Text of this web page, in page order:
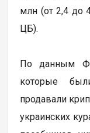
млн (от 2,4 до
ЦБ).
По данным
которые
продавали
украинских